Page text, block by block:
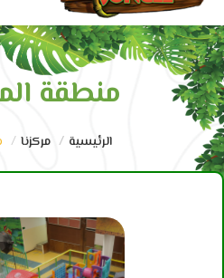
منطقة
الرئيسية مركزنا